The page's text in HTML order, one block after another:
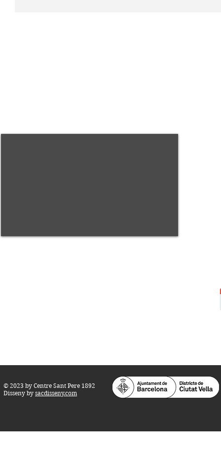
© 2023 by Centre Sant Pere 1892
Disseny by sacdisseny.com